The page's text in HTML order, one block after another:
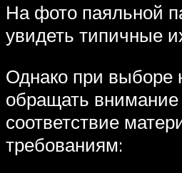
На фото паяльной
увидеть типичные
Однако при выборе
обращать внимание
соответствие
требованиям: